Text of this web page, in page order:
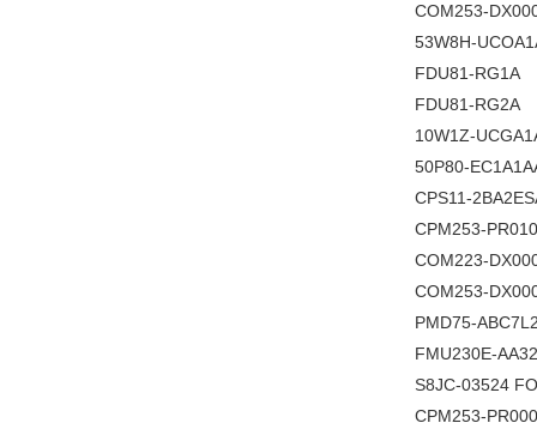
COM253-
53W8H-
FDU81-RG1A
FDU81-RG2A
10W1Z-
50P80-
CPS11-
CPM253-
COM223-
COM253-
PMD75-
FMU230E-AA32
S8JC-03524
CPM253-